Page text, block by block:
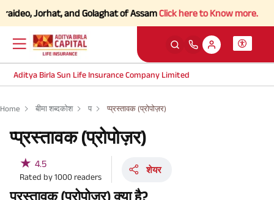
Jorhat, and Golaghat of AssamClick here to Know more.
Aditya Birla Sun Life Insurance Company Limited
Home बीमा शब्दकोश प प्प्रस्तावक (प्रोपोज़र)
प्प्रस्तावक (प्रोपोज़र)
★ 4.5
Rated by1000 readers
शेयर
प्रस्तावक (प्रोपोज़र) क्या है?